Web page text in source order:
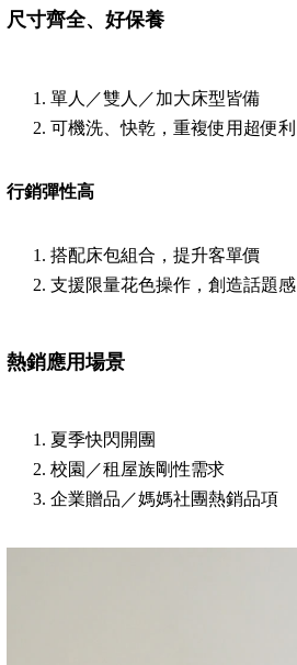
尺寸齊全、好保養
單人／雙人／加大床型皆備
可機洗、快乾，重複使用超便利
行銷彈性高
搭配床包組合，提升客單價
支援限量花色操作，創造話題感
熱銷應用場景
夏季快閃開團
校園／租屋族剛性需求
企業贈品／媽媽社團熱銷品項